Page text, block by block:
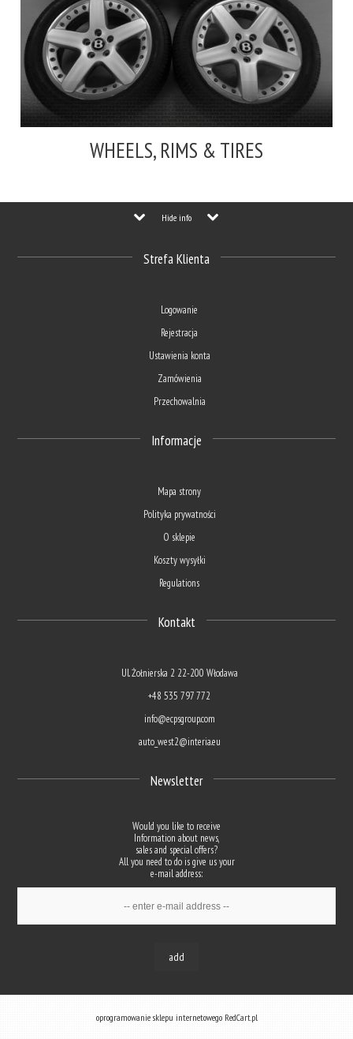
WHEELS, RIMS & TIRES
Hide info
Strefa Klienta
Logowanie
Rejestracja
Ustawienia konta
Zamówienia
Przechowalnia
Informacje
Mapa strony
Polityka prywatności
O sklepie
Koszty wysyłki
Regulations
Kontakt
Ul. Żołnierska 2 22-200 Włodawa
+48 535 797 772
info@ecpsgroup.com
auto_west2@interia.eu
Newsletter
Would you like to receive
Information about news,
sales and special offers?
All you need to do is give us your
e-mail address:
add
oprogramowanie sklepu internetowegoRedCart.pl